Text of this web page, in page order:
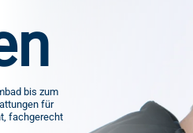
bis zum
für
fachgerecht